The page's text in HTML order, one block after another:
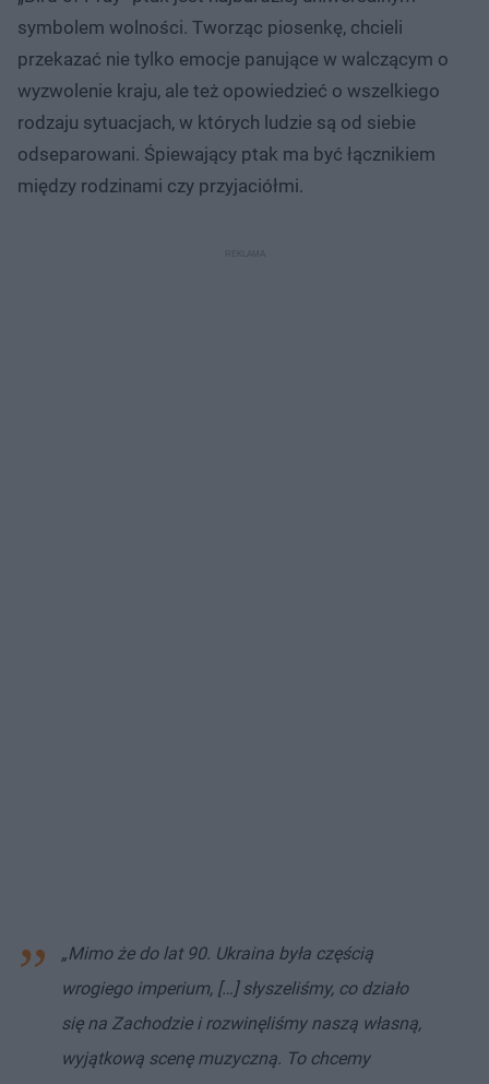
symbolem wolności. Tworząc piosenkę, chcieli
przekazać nie tylko emocje panujące w walczącym o
wyzwolenie kraju, ale też opowiedzieć o wszelkiego
rodzaju sytuacjach, w których ludzie są od siebie
odseparowani. Śpiewający ptak ma być łącznikiem
między rodzinami czy przyjaciółmi.
„Mimo że do lat 90. Ukraina była częścią
wrogiego imperium, […] słyszeliśmy, co działo
się na Zachodzie i rozwinęliśmy naszą własną,
wyjątkową scenę muzyczną. To chcemy